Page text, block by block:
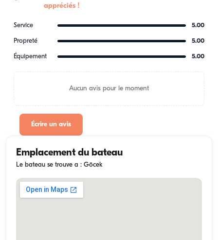
appréciés !
Service 5.00
Propreté 5.00
Équipement 5.00
Aucun avis pour le moment
Écrire un avis
Emplacement du bateau
Le bateau se trouve a : Göcek